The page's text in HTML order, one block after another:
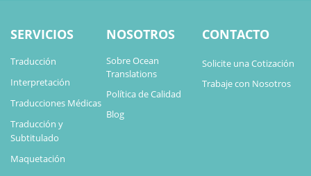
SERVICIOS
Traducción
Interpretación
Traducciones Médicas
Traducción y
Subtitulado
Maquetación
NOSOTROS
Sobre Ocean
Translations
Política de Calidad
Blog
CONTACTO
Solicite una Cotización
Trabaje con Nosotros